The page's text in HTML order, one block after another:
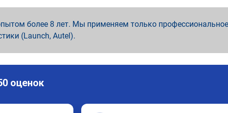
более 8 лет. Мы применяем только
(Launch, Autel).
оценок